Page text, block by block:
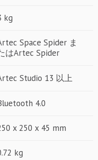
kg
Space Spider ま
はArtec Spider
Studio 13 以上
4.0
x 250 x 45 mm
kg